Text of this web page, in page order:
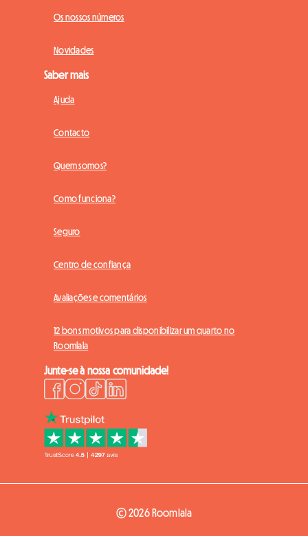
Os nossos números
Novidades
Saber mais
Ajuda
Contacto
Quem somos?
Como funciona?
Seguro
Centro de confiança
Avaliações e comentários
12 bons motivos para disponibilizar um quarto no
Roomlala
Junte-se à nossa comunidade!
© 2026 Roomlala